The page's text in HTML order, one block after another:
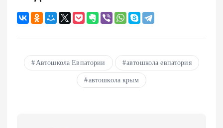
Автошкола Евпатории автошкола евпатория
автошкола крым